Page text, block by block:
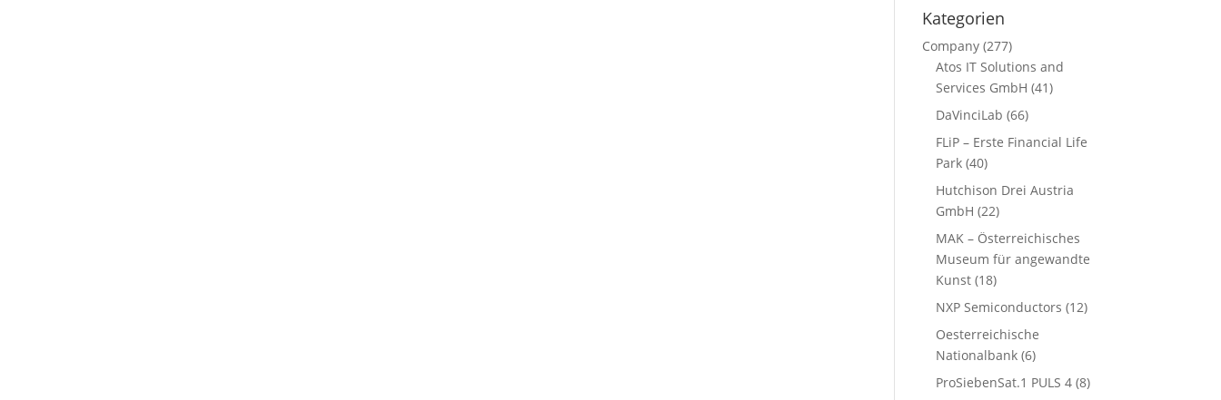
Kategorien
Company (277)
Atos IT Solutions and
Services GmbH (41)
DaVinciLab (66)
FLiP – Erste Financial Life
Park (40)
Hutchison Drei Austria
GmbH (22)
MAK – Österreichisches
Museum für angewandte
Kunst (18)
NXP Semiconductors (12)
Oesterreichische
Nationalbank (6)
ProSiebenSat.1 PULS 4 (8)